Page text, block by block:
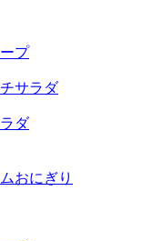
プ
サラダ
ダ
おにぎり